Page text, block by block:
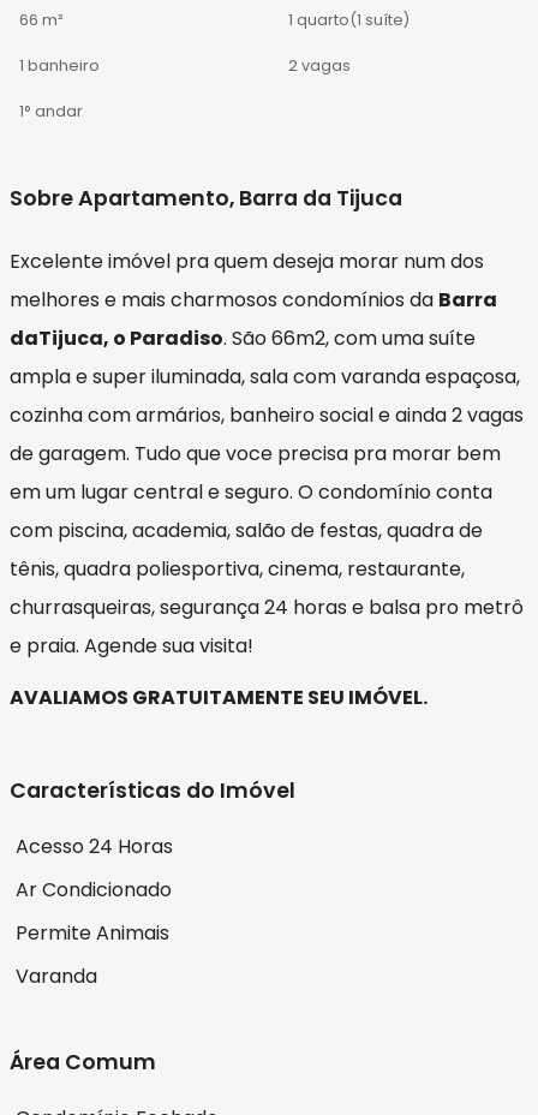
66 m² 1 quarto(1 suíte)
1 banheiro 2 vagas
1° andar
Sobre Apartamento, Barra da Tijuca
Excelente imóvel pra quem deseja morar num dos
melhores e mais charmosos condomínios da Barra
daTijuca, o Paradiso. São 66m2, com uma suíte
ampla e super iluminada, sala com varanda espaçosa,
cozinha com armários, banheiro social e ainda 2 vagas
de garagem. Tudo que voce precisa pra morar bem
em um lugar central e seguro. O condomínio conta
com piscina, academia, salão de festas, quadra de
tênis, quadra poliesportiva, cinema, restaurante,
churrasqueiras, segurança 24 horas e balsa pro metrô
e praia. Agende sua visita!
AVALIAMOS GRATUITAMENTE SEU IMÓVEL.
Características do Imóvel
Acesso 24 Horas
Ar Condicionado
Permite Animais
Varanda
Área Comum